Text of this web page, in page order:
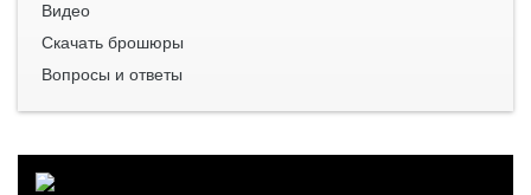
Видео
Скачать брошюры
Вопросы и ответы